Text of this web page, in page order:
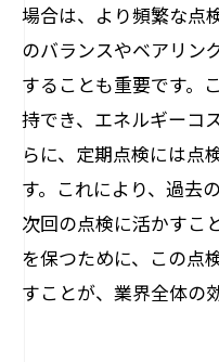
場合は、より頻繁な点
のバランスやベアリン
することも重要です。
持でき、エネルギーコ
らに、定期点検には点
す。これにより、過去
次回の点検に活かすこ
を保つために、この点
すことが、業界全体の